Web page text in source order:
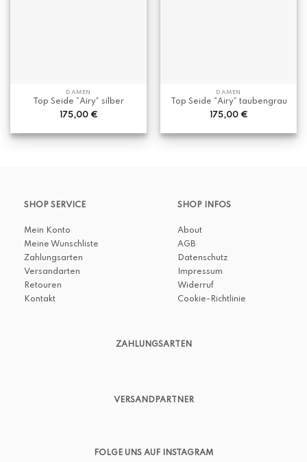
DAMEN
Top Seide “Airy” silber
175,00 €
DAMEN
Top Seide “Airy” taubengrau
175,00 €
SHOP SERVICE
Mein Konto
Meine Wunschliste
Zahlungsarten
Versandarten
Retouren
Kontakt
SHOP INFOS
About
AGB
Datenschutz
Impressum
Widerruf
Cookie-Richtlinie
ZAHLUNGSARTEN
VERSANDPARTNER
FOLGE UNS AUF INSTAGRAM